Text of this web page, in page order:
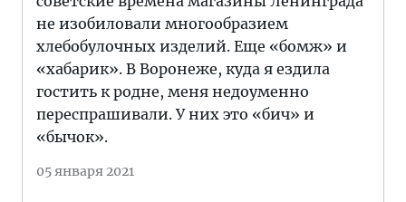
не изобиловали многообразием
хлебобулочных изделий. Еще «бомж» и
«хабарик». В Воронеже, куда я ездила
гостить к родне, меня недоуменно
переспрашивали. У них это «бич» и
«бычок».
05 января 2021